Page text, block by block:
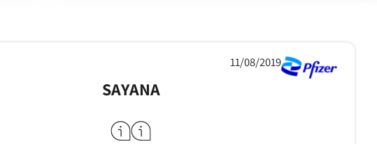
11/08/2019
SAYANA